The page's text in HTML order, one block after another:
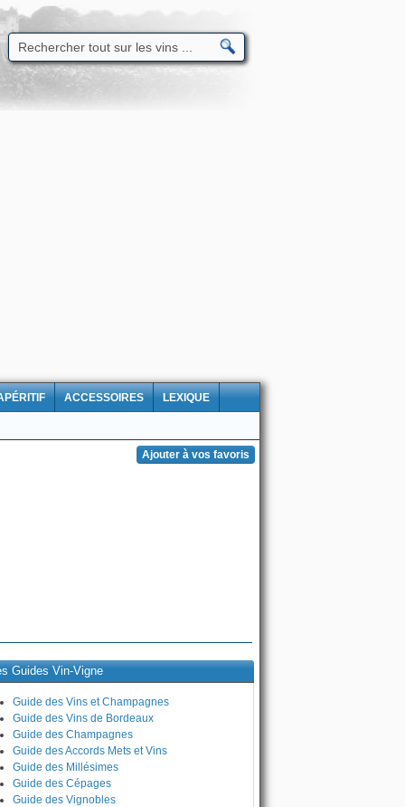
ACCESSOIRES LEXIQUE
Guides Vin-Vigne
Guide des Vins et Champagnes
Guide des Vins de Bordeaux
Guide des Champagnes
Guide des Accords Mets et Vins
Guide des Millésimes
Guide des Cépages
Guide des Vignobles